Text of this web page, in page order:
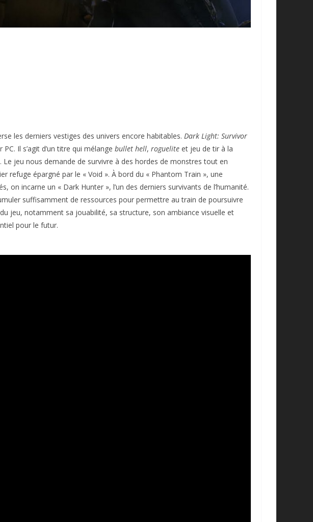
les derniers vestiges des univers encore habitables. Dark Light: Survivor
Il s’agit d’un titre qui mélange bullet hell, roguelite et jeu de tir à la
Le jeu nous demande de survivre à des hordes de monstres tout en
refuge épargné par le « Void ». À bord du « Phantom Train », une
incarne un « Dark Hunter », l’un des derniers survivants de l’humanité.
suffisamment de ressources pour permettre au train de poursuivre
jeu, notamment sa jouabilité, sa structure, son ambiance visuelle et
pour le futur.